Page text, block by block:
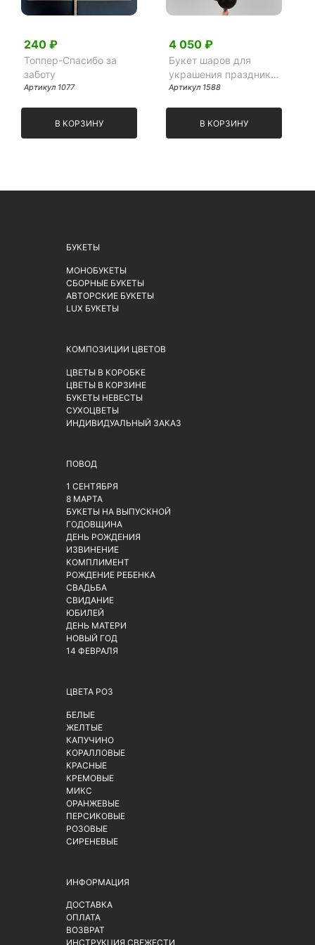
240 ₽
Топпер-Спасибо за
заботу
Артикул 1077
В КОРЗИНУ
4 050 ₽
Букет шаров для
украшения праздника
"Яркий"
Артикул 1588
В КОРЗИНУ
БУКЕТЫ
МОНОБУКЕТЫ
СБОРНЫЕ БУКЕТЫ
АВТОРСКИЕ БУКЕТЫ
LUX БУКЕТЫ
КОМПОЗИЦИИ ЦВЕТОВ
ЦВЕТЫ В КОРОБКЕ
ЦВЕТЫ В КОРЗИНЕ
БУКЕТЫ НЕВЕСТЫ
СУХОЦВЕТЫ
ИНДИВИДУАЛЬНЫЙ ЗАКАЗ
ПОВОД
1 СЕНТЯБРЯ
8 МАРТА
БУКЕТЫ НА ВЫПУСКНОЙ
ГОДОВЩИНА
ДЕНЬ РОЖДЕНИЯ
ИЗВИНЕНИЕ
КОМПЛИМЕНТ
РОЖДЕНИЕ РЕБЕНКА
СВАДЬБА
СВИДАНИЕ
ЮБИЛЕЙ
ДЕНЬ МАТЕРИ
НОВЫЙ ГОД
14 ФЕВРАЛЯ
ЦВЕТА РОЗ
БЕЛЫЕ
ЖЕЛТЫЕ
КАПУЧИНО
КОРАЛЛОВЫЕ
КРАСНЫЕ
КРЕМОВЫЕ
МИКС
ОРАНЖЕВЫЕ
ПЕРСИКОВЫЕ
РОЗОВЫЕ
СИРЕНЕВЫЕ
ИНФОРМАЦИЯ
ДОСТАВКА
ОПЛАТА
ВОЗВРАТ
ИНСТРУКЦИЯ СВЕЖЕСТИ